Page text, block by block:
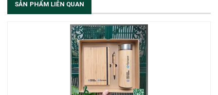
SẢN PHẨM LIÊN QUAN